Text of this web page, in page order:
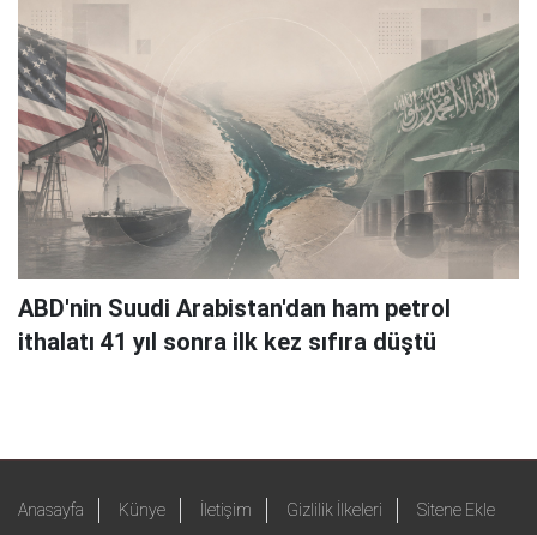
ABD'nin Suudi Arabistan'dan ham petrol
ithalatı 41 yıl sonra ilk kez sıfıra düştü
Anasayfa Künye İletişim Gizlilik İlkeleri Sitene Ekle